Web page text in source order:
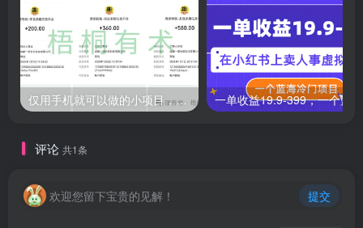
仅用手机就可以做的小项目，当天就能见钱，每天100-300
评论 共1条
欢迎您留下宝贵的见解！ 提交